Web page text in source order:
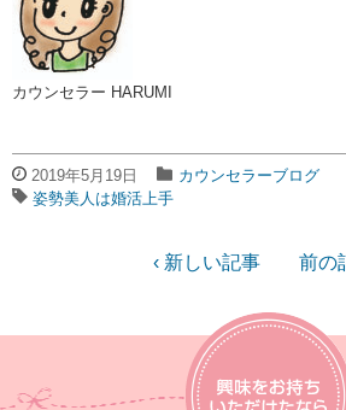
カウンセラー HARUMI
2019年5月19日
カウンセラーブログ
姿勢美人は婚活上手
‹ 新しい記事 前の